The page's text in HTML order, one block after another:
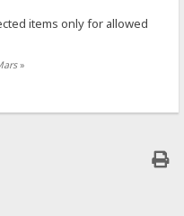
items only for allowed
»